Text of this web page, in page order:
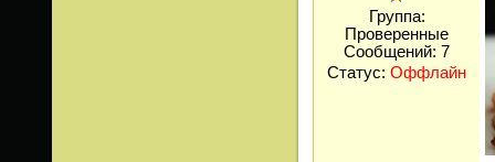
Группа:
Проверенные
Сообщений: 7
Статус: Оффлайн